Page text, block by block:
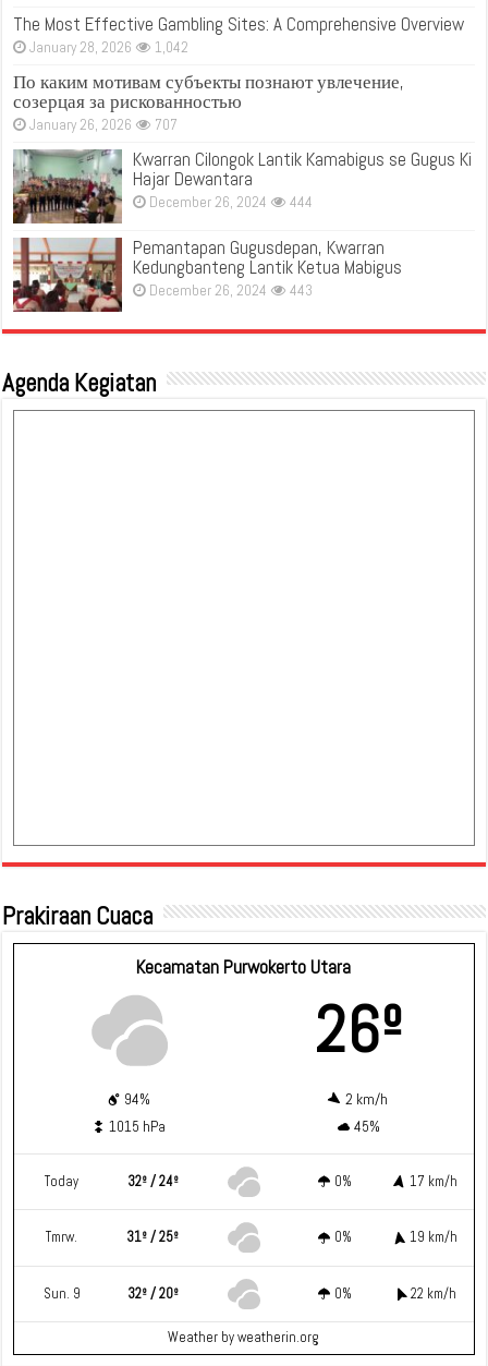
The Most Effective Gambling Sites: A Comprehensive Overview
January 28, 2026 1,042
По каким мотивам субъекты познают увлечение,
созерцая за рискованностью
January 26, 2026 707
Kwarran Cilongok Lantik Kamabigus se Gugus Ki
Hajar Dewantara
December 26, 2024 444
Pemantapan Gugusdepan, Kwarran
Kedungbanteng Lantik Ketua Mabigus
December 26, 2024 443
Agenda Kegiatan
Prakiraan Cuaca
Kecamatan Purwokerto Utara
26º
94%
2 km/h
1015 hPa
45%
Today 32º / 24º 0% 17 km/h
Tmrw. 31º / 25º 0% 19 km/h
Sun. 9 32º / 20º 0% 22 km/h
Weather by weatherin.org